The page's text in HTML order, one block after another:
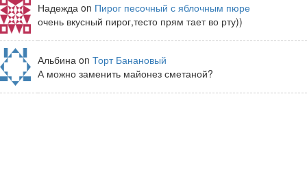
Надежда on Пирог песочный с яблочным пюре
очень вкусный пирог,тесто прям тает во рту))
Альбина on Торт Банановый
А можно заменить майонез сметаной?